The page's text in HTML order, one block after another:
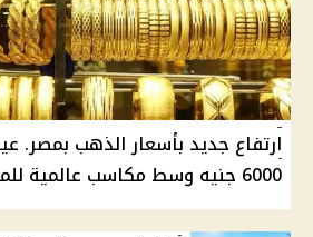
6000 جنيه وسط مكاسب عالمية للمعدن